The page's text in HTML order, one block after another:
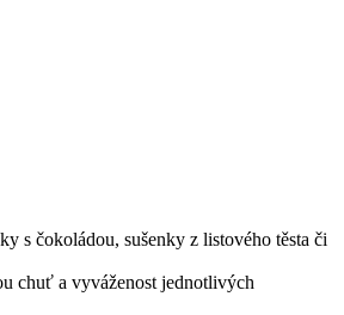
s čokoládou, sušenky z listového těsta či
chuť a vyváženost jednotlivých